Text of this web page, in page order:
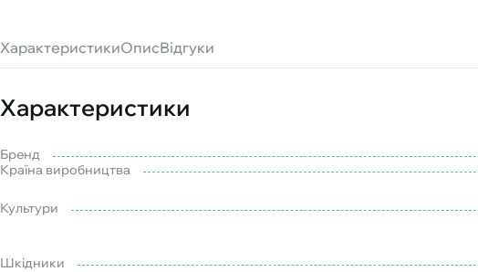
ХарактеристикиОписВідгуки
Характеристики
Бренд
Країна виробництва
Культури
Шкідники